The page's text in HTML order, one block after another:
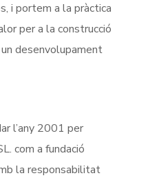
i portem a la pràctica
per a la construcció
un desenvolupament
l’any 2001 per
com a fundació
la responsabilitat